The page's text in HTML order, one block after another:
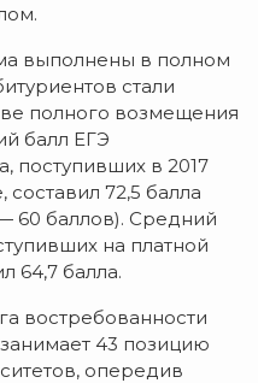
выполнены в полном
стали
полного возмещения
балл ЕГЭ
поступивших в 2017
72,5 балла
60 баллов). Средний
на платной
64,7 балла.
востребованности
43 позицию
опередив